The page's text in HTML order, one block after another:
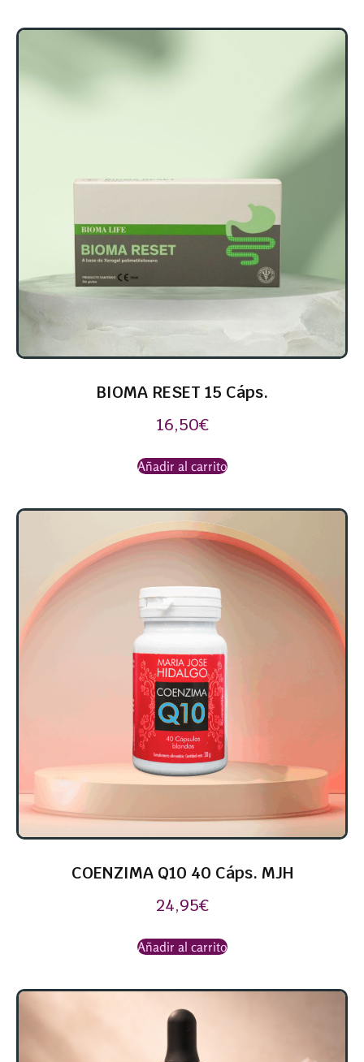
BIOMA RESET 15 Cáps.
16,50€
Añadir al carrito
COENZIMA Q10 40 Cáps. MJH
24,95€
Añadir al carrito